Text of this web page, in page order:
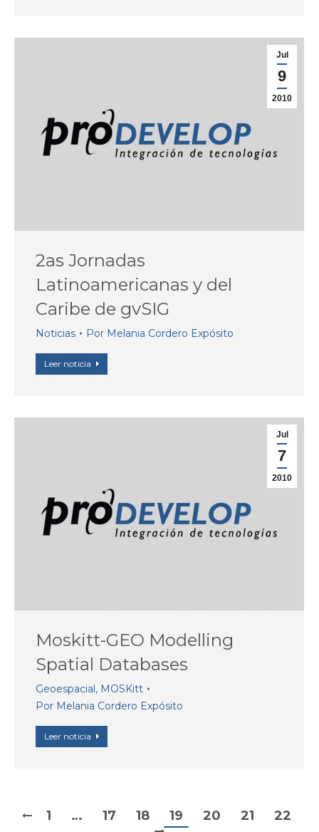
Jul
9
2010
2as Jornadas
Latinoamericanas y del
Caribe de gvSIG
Noticias Por Melania Cordero Expósito
Leer noticia
Jul
7
2010
Moskitt-GEO Modelling
Spatial Databases
Geoespacial, MOSKitt
Por Melania Cordero Expósito
Leer noticia
1 … 17 18 19 20 21 22